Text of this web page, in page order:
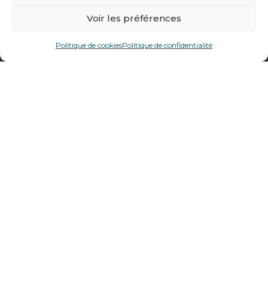
Voir les préférences
Politique de cookiesPolitique de confidentialité
Villefranche sur Saône